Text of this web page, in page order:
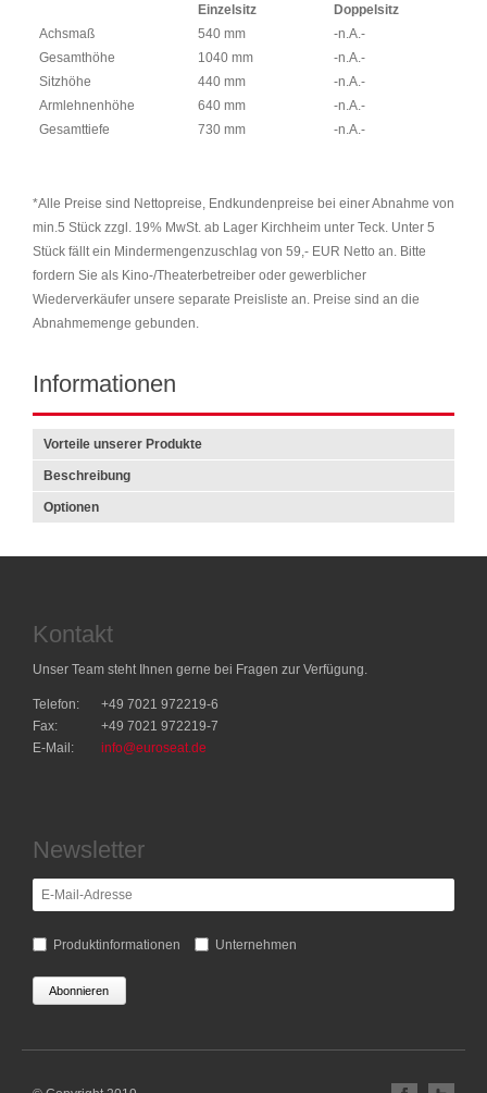
Einzelsitz
Doppelsitz
Achsmaß
540 mm
-n.A.-
Gesamthöhe
1040 mm
-n.A.-
Sitzhöhe
440 mm
-n.A.-
Armlehnenhöhe
640 mm
-n.A.-
Gesamttiefe
730 mm -n.A.-
*Alle Preise sind Nettopreise, Endkundenpreise bei einer Abnahme von
min.5 Stück zzgl. 19% MwSt. ab Lager Kirchheim unter Teck. Unter 5
Stück fällt ein Mindermengenzuschlag von 59,- EUR Netto an. Bitte
fordern Sie als Kino-/Theaterbetreiber oder gewerblicher
Wiederverkäufer unsere separate Preisliste an. Preise sind an die
Abnahmemenge gebunden.
Informationen
Vorteile unserer Produkte
Beschreibung
Optionen
Kontakt
Unser Team steht Ihnen gerne bei Fragen zur Verfügung.
Telefon:
+49 7021 972219-6
Fax:
+49 7021 972219-7
E-Mail:
info@euroseat.de
Newsletter
E-
Produktinformationen Unternehmen